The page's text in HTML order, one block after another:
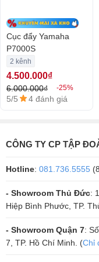
lý tưởng để phục vụ trong
karaoke, hội trường, sân
chất âm được khuếch đại
chất lượng mà siêu phẩm
Cục đẩy Yamaha
P7000S
2 kênh
4.500.000₫
6.000.000₫ -25%
5/5 4 đánh giá
CÔNG TY CP TẬP
Hotline: 081.736.5555
- Showroom Thủ Đức:
Hiệp Bình Phước, TP.
- Showroom Quận 7:
7, TP. Hồ Chí Minh. (Chỉ